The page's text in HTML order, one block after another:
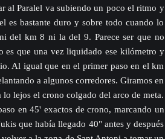
al Paralel va subiendo un poco el ritmo y
es bastante duro y sobre todo cuando lo
del km 8 ni la del 9. Parece ser que no
es que una vez liquidado ese kilómetro y
Al igual que en el primer paso en el km
a algunos corredores. Giramos en
lejos el crono colgado del arco de meta.
en 45' exactos de crono, marcando un
que había llegado 40" antes y después